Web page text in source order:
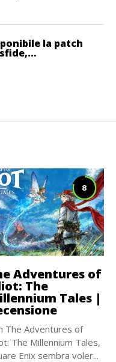
la patch
8
Adventures of
The
Tales |
The Adventures of
The Millennium Tales,
Enix sembra voler...